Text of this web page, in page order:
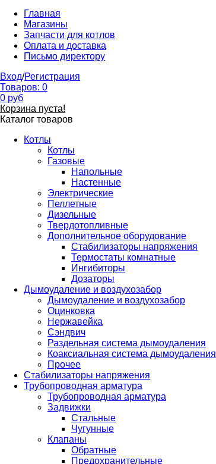
Главная
Магазины
Запчасти для котлов
Оплата и доставка
Письмо директору
Вход/Регистрация
Товаров: 0
0 руб
Корзина пуста!
Каталог товаров
Котлы
Котлы
Газовые
Напольные
Настенные
Электрические
Пеллетные
Дизельные
Твердотопливные
Дополнительное оборудование
Стабилизаторы напряжения
Термостаты комнатные
Ингибиторы
Дозаторы
Дымоудаление и воздухозабор
Дымоудаление и воздухозабор
Оцинковка
Нержавейка
Сэндвич
Раздельная система дымоудаления
Коаксиальная система дымоудаления
Прочее
Стабилизаторы напряжения
Трубопроводная арматура
Трубопроводная арматура
Задвижки
Стальные
Чугунные
Клапаны
Обратные
Предохранительные